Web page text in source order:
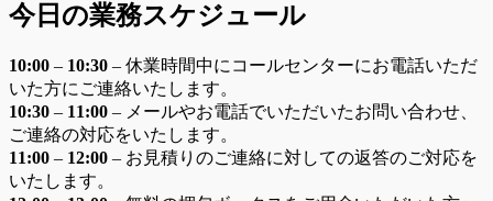
今日の業務スケジュール
10:00 – 10:30 – 休業時間中にコールセンターにお電話いただ
いた方にご連絡いたします。
10:30 – 11:00 – メールやお電話でいただいたお問い合わせ、
ご連絡の対応をいたします。
11:00 – 12:00 – お見積りのご連絡に対しての返答のご対応を
いたします。